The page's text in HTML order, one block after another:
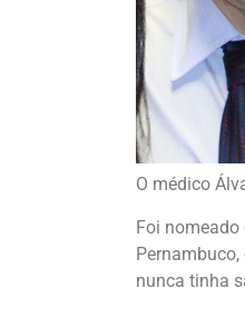
O médico
Foi nomeado
Pernambuco,
nunca tinha